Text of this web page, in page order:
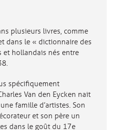
plusieurs livres, comme
dans le « dictionnaire des
et hollandais nés entre
spécifiquement
Van den Eycken nait
famille d’artistes. Son
et son père un
dans le goût du 17e